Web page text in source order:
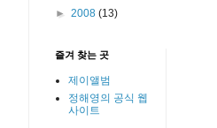
► 2008 (13)
즐겨 찾는 곳
제이앨범
정해영의 공식 웹
사이트